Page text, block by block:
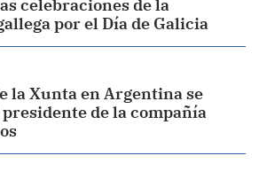
celebraciones de la
por el Día de Galicia
la Xunta en Argentina se
de la compañía